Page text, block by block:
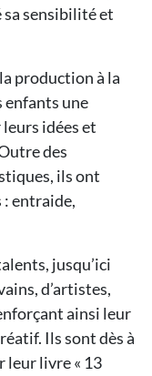
sensibilité et
production à la
enfants une
idées et
des
ils ont
: entraide,
jusqu’ici
d’artistes,
ainsi leur
Ils sont dès à
leur livre « 13